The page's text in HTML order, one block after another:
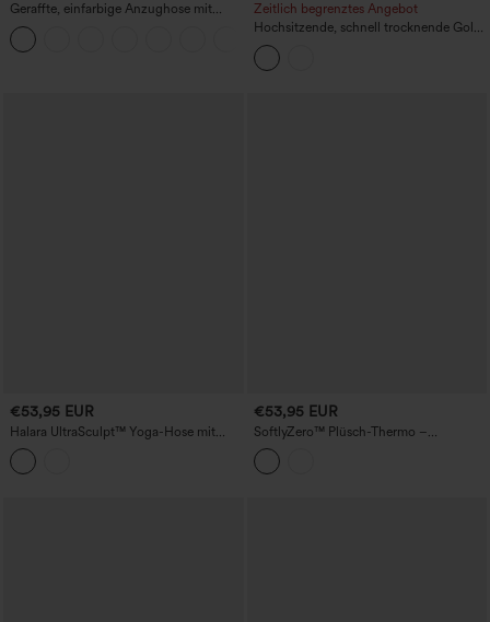
Geraffte, einfarbige Anzughose mit
hohem Bund, Seitentaschen und
geradem Bein
Zeitlich begrenztes Angebot
Hochsitzende, schnell trocknende Golf-
Hose mit Kordelzug und schmaler
Passform - Golf-Tee-Tasche - UPF40+
€53,95 EUR
Halara UltraSculpt™ Yoga-Hose mit
hohem Bund, bauchformender
Wirkung, geraffter Taille, geradem Bein
und Taschen
€53,95 EUR
SoftlyZero™ Plüsch-Thermo –
superhoch geschnittene, mit Gürtel
versehene, konisch zulaufende
Arbeitshose mit Taschen